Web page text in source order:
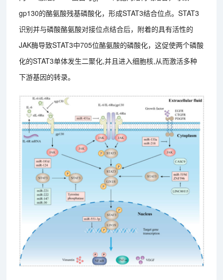
gp130的酪氨酸残基磷酸化，形成STAT3结合位点。STAT3
识别并与磷酸酪氨酸对接位点结合后，附着的具有活性的
JAK酶导致STAT3中705位酪氨酸的磷酸化，这促使两个磷酸
化的STAT3单体发生二聚化,并且进入细胞核,从而激活多种
下游基因的转录。